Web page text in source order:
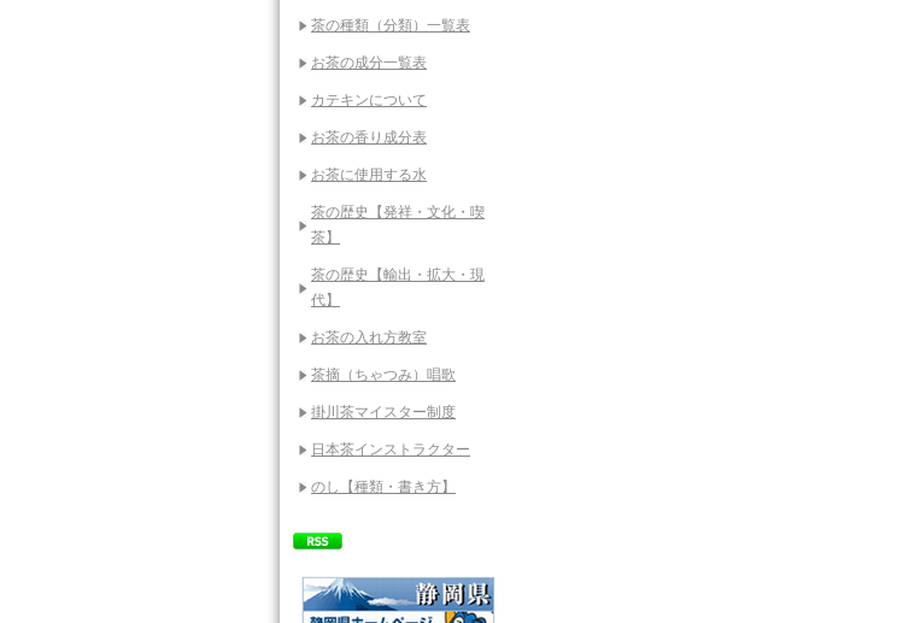
茶の種類（分類）一覧表
お茶の成分一覧表
カテキンについて
お茶の香り成分表
お茶に使用する水
茶の歴史【発祥・文化・喫
茶】
茶の歴史【輸出・拡大・現
代】
お茶の入れ方教室
茶摘（ちゃつみ）唱歌
掛川茶マイスター制度
日本茶インストラクター
のし【種類・書き方】